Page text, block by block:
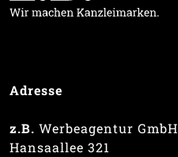
Adresse
z.B. Werbeagentur GmbH
Hansaallee 321